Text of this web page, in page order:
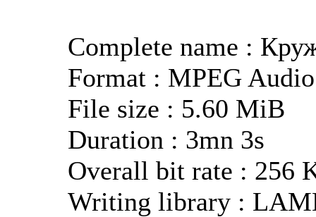
Complete name :
Format : MPEG Audio
File size : 5.60 MiB
Duration : 3mn 3s
Overall bit rate : 256
Writing library :